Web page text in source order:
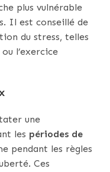
plus vulnérable
Il est conseillé de
du stress, telles
l’exercice
une
les périodes de
pendant les règles
Ces